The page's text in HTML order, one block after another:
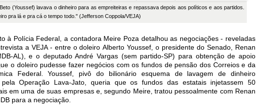
(Youssef) lavava o dinheiro para as empreiteiras e repassava depois aos políticos e aos partidos.
pra lá e pra cá o tempo todo." (Jefferson Coppola/VEJA)
à Polícia Federal, a contadora Meire Poza detalhou as negociações - reveladas
a VEJA - entre o doleiro Alberto Youssef, o presidente do Senado, Renan
AL), e o deputado André Vargas (sem partido-SP) para obtenção de apoio
o doleiro pudesse fazer negócios com os fundos de pensão dos Correios e da
Federal. Youssef, pivô do bilionário esquema de lavagem de dinheiro
pela Operação Lava-Jato, queria que os fundos das estatais injetassem 50
em uma de suas empresas e, segundo Meire, tratou pessoalmente com Renan
para a negociação.